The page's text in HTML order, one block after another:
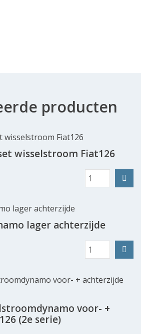
producten
wisselstroom Fiat126
lager achterzijde
voor- +
(2e serie)